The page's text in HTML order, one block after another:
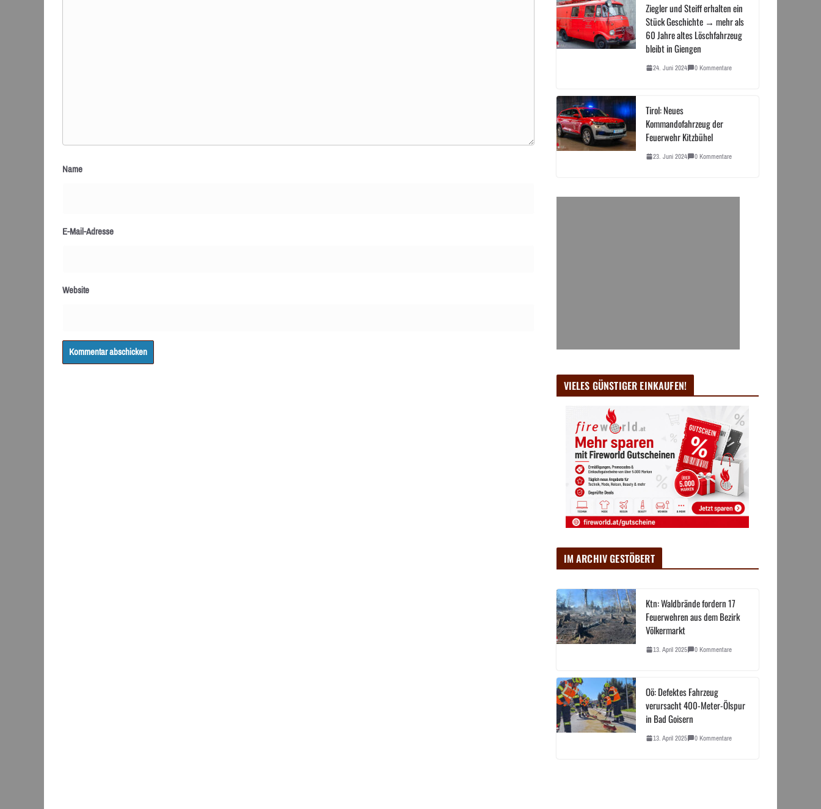
Name
E-Mail-Adresse
Website
Ziegler und Steiff erhalten ein
Stück Geschichte → mehr als
60 Jahre altes Löschfahrzeug
bleibt in Giengen
24. Juni 2024 0 Kommentare
Tirol: Neues
Kommandofahrzeug der
Feuerwehr Kitzbühel
23. Juni 2024 0 Kommentare
VIELES GÜNSTIGER EINKAUFEN!
IM ARCHIV GESTÖBERT
Ktn: Waldbrände fordern 17
Feuerwehren aus dem Bezirk
Völkermarkt
13. April 2025 0 Kommentare
Oö: Defektes Fahrzeug
verursacht 400-Meter-Ölspur
in Bad Goisern
13. April 2025 0 Kommentare